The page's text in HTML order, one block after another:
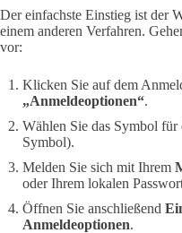
Der einfachste Einstieg ist der
einem anderen Verfahren.
vor:
Klicken Sie auf dem
„Anmeldeoptionen“.
Wählen Sie das Symbol für
Symbol).
Melden Sie sich mit Ihrem
oder Ihrem lokalen
Öffnen Sie anschließend
Anmeldeoptionen.